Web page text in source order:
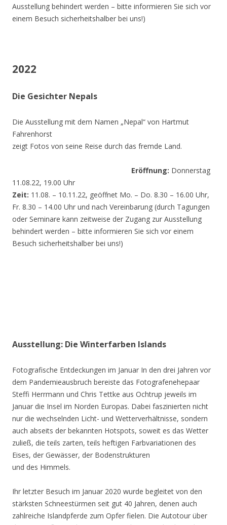
Ausstellung behindert werden – bitte informieren Sie sich vor
einem Besuch sicherheitshalber bei uns!)
2022
Die Gesichter Nepals
Die Ausstellung mit dem Namen „Nepal“ von Hartmut
Fahrenhorst
zeigt Fotos von seine Reise durch das fremde Land.
Eröffnung: Donnerstag
11.08.22, 19.00 Uhr
Zeit: 11.08. – 10.11.22, geöffnet Mo. – Do. 8.30 – 16.00 Uhr,
Fr. 8.30 – 14.00 Uhr und nach Vereinbarung (durch Tagungen
oder Seminare kann zeitweise der Zugang zur Ausstellung
behindert werden – bitte informieren Sie sich vor einem
Besuch sicherheitshalber bei uns!)
Ausstellung: Die Winterfarben Islands
Fotografische Entdeckungen im Januar In den drei Jahren vor
dem Pandemieausbruch bereiste das Fotografenehepaar
Steffi Herrmann und Chris Tettke aus Ochtrup jeweils im
Januar die Insel im Norden Europas. Dabei faszinierten nicht
nur die wechselnden Licht- und Wetterverhältnisse, sondern
auch abseits der bekannten Hotspots, soweit es das Wetter
zuließ, die teils zarten, teils heftigen Farbvariationen des
Eises, der Gewässer, der Bodenstrukturen
und des Himmels.
Ihr letzter Besuch im Januar 2020 wurde begleitet von den
stärksten Schneestürmen seit gut 40 Jahren, denen auch
zahlreiche Islandpferde zum Opfer fielen. Die Autotour über